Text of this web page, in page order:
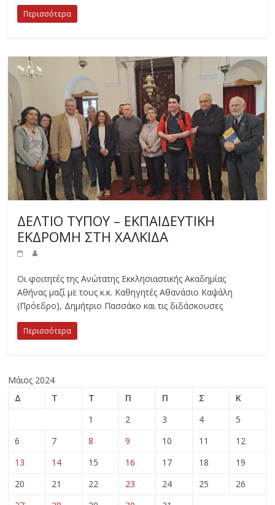
Περισσότερα
ΔΕΛΤΙΟ ΤΥΠΟΥ – ΕΚΠΑΙΔΕΥΤΙΚΗ
ΕΚΔΡΟΜΗ ΣΤΗ ΧΑΛΚΙΔΑ
Οι φοιτητές της Ανώτατης Εκκλησιαστικής Ακαδημίας
Αθήνας μαζί με τους κ.κ. Καθηγητές Αθανάσιο Καψάλη
(Πρόεδρο), Δημήτριο Πασσάκο και τις διδάσκουσες
Περισσότερα
Μάιος 2024
Δ
Τ Τ Π Π Σ
Κ
1
2 3 4
5
6
7 8 9 10 11
12
13
14 15 16 17 18
19
20
21 22 23 24 25
26